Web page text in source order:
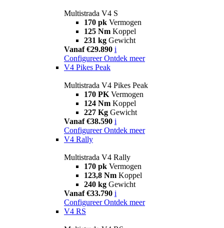
Multistrada V4 S
170 pk Vermogen
125 Nm Koppel
231 kg Gewicht
Vanaf €29.890 i
Configureer Ontdek meer
V4 Pikes Peak
Multistrada V4 Pikes Peak
170 PK Vermogen
124 Nm Koppel
227 Kg Gewicht
Vanaf €38.590 i
Configureer Ontdek meer
V4 Rally
Multistrada V4 Rally
170 pk Vermogen
123,8 Nm Koppel
240 kg Gewicht
Vanaf €33.790 i
Configureer Ontdek meer
V4 RS